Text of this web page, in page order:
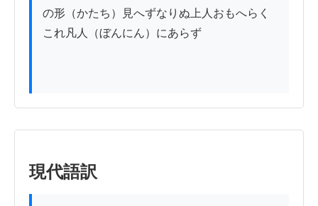
の形（かたち）見へずなりぬ上人おもへらく
これ凡人（ぼんにん）にあらず
現代語訳